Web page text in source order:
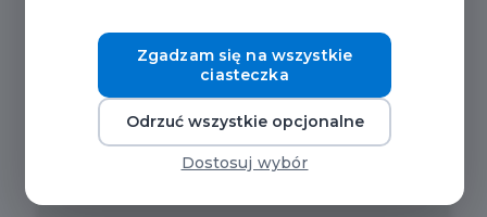
Zgadzam się na wszystkie
ciasteczka
Odrzuć wszystkie opcjonalne
Dostosuj wybór